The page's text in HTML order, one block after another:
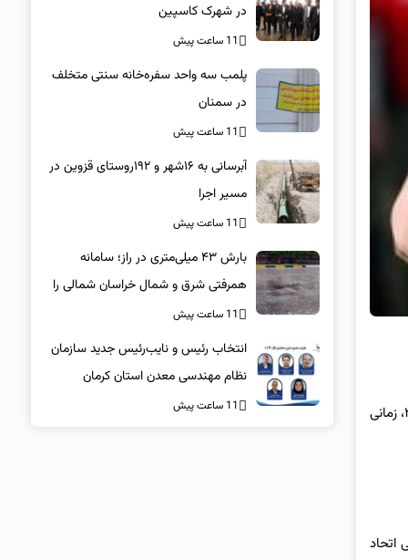
به گزارش سیلاد، به نقل از رویترز، « آدام قدیروف» پسر رمضان قدیرف در نوامبر ۲۰۲۴، به سن ۱۷ سالگی رسید. این چهارمین بار است که از سال ۲۰۲۳، زمانی
اتحاد
در شهرک کاسپین
11 ساعت پیش
پلمب سه واحد سفره‌خانه سنتی متخلف
در سمنان
11 ساعت پیش
آبرسانی به ۱۶شهر و ۱۹۲روستای قزوین در
مسیر اجرا
11 ساعت پیش
بارش ۴۳ میلی‌متری در راز؛ سامانه
همرفتی شرق و شمال خراسان شمالی را
درنوردید
11 ساعت پیش
انتخاب رئیس و نایب‌رئیس جدید سازمان
نظام مهندسی معدن استان کرمان
11 ساعت پیش